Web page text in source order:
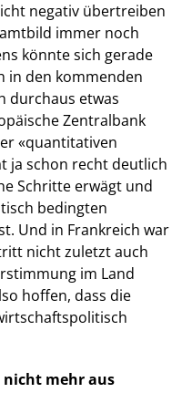
negativ übertreiben
immer noch
könnte sich gerade
in den kommenden
durchaus etwas
Zentralbank
«quantitativen
ja schon recht deutlich
Schritte erwägt und
bedingten
Und in Frankreich war
nicht zuletzt auch
im Land
hoffen, dass die
nicht mehr aus